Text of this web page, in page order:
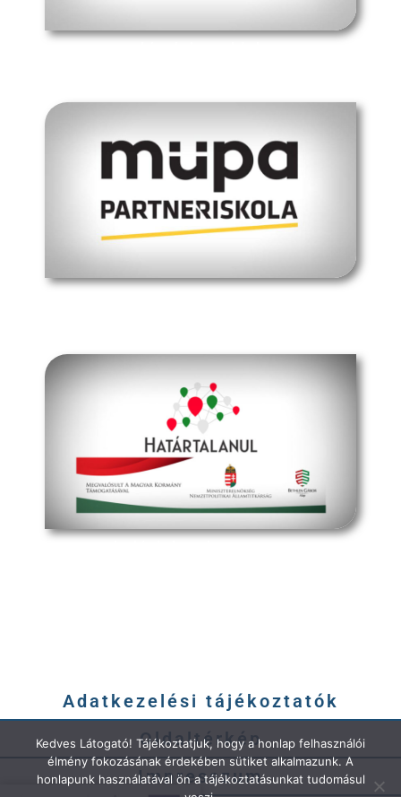
Adatkezelési tájékoztatók
Oldaltérkép
Impresszum
Kedves Látogató! Tájékoztatjuk, hogy a honlap felhasználói
élmény fokozásának érdekében sütiket alkalmazunk. A
honlapunk használatával ön a tájékoztatásunkat tudomásul